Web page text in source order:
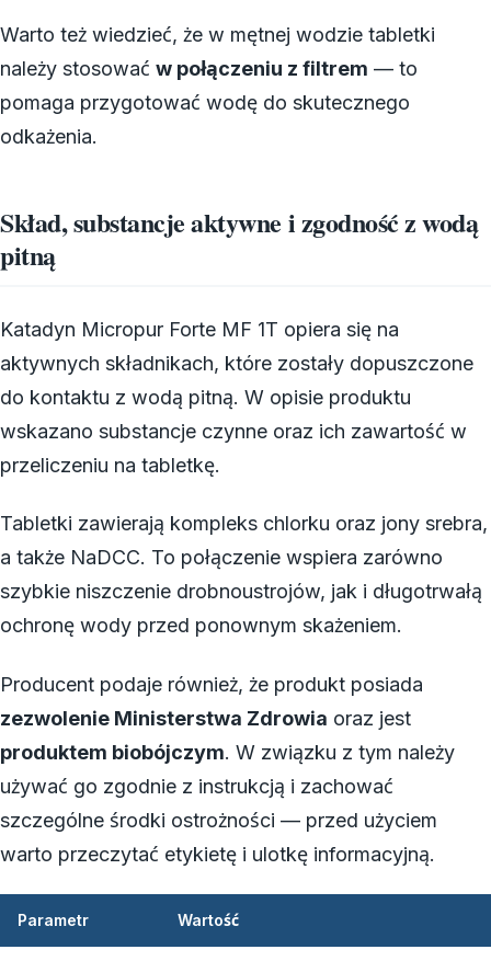
Warto też wiedzieć, że w mętnej wodzie tabletki
należy stosować w połączeniu z filtrem — to
pomaga przygotować wodę do skutecznego
odkażenia.
Skład, substancje aktywne i zgodność z wodą
pitną
Katadyn Micropur Forte MF 1T opiera się na
aktywnych składnikach, które zostały dopuszczone
do kontaktu z wodą pitną. W opisie produktu
wskazano substancje czynne oraz ich zawartość w
przeliczeniu na tabletkę.
Tabletki zawierają kompleks chlorku oraz jony srebra,
a także NaDCC. To połączenie wspiera zarówno
szybkie niszczenie drobnoustrojów, jak i długotrwałą
ochronę wody przed ponownym skażeniem.
Producent podaje również, że produkt posiada
zezwolenie Ministerstwa Zdrowia oraz jest
produktem biobójczym. W związku z tym należy
używać go zgodnie z instrukcją i zachować
szczególne środki ostrożności — przed użyciem
warto przeczytać etykietę i ulotkę informacyjną.
Parametr Wartość